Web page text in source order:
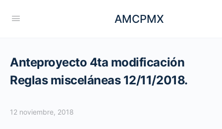
AMCPMX
Anteproyecto 4ta modificación
Reglas misceláneas 12/11/2018.
12 noviembre, 2018